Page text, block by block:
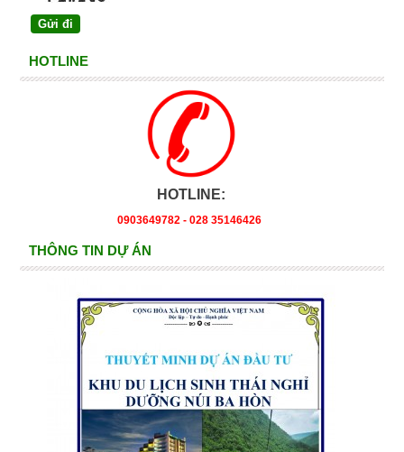
HOTLINE
HOTLINE:
0903649782 - 028 35146426
THÔNG TIN DỰ ÁN